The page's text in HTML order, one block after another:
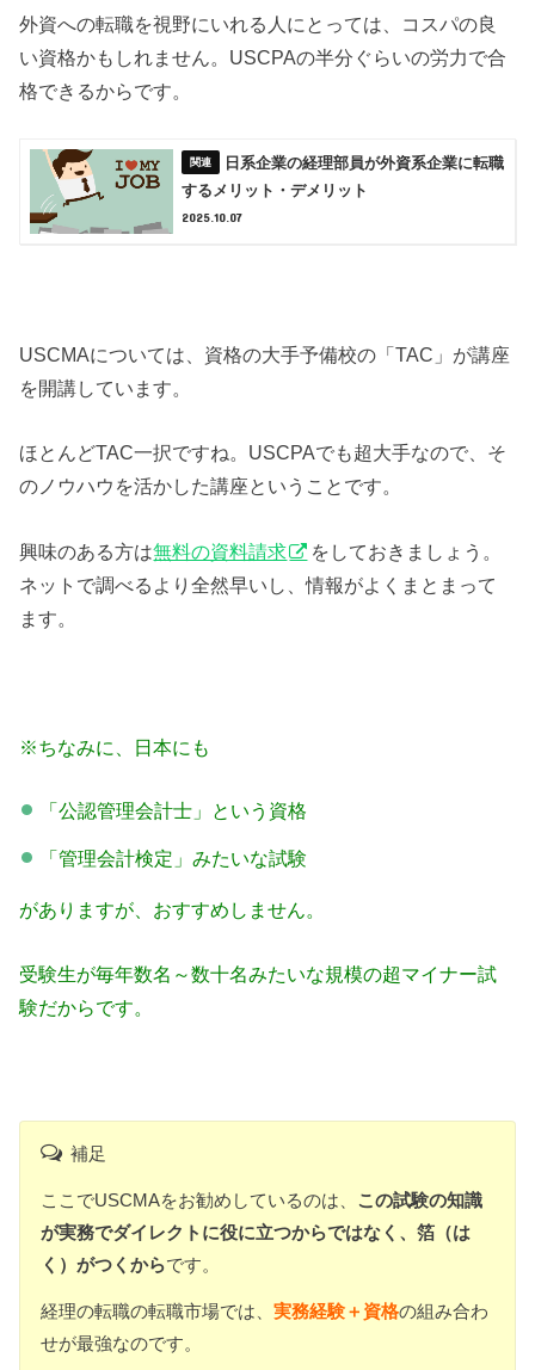
外資への転職を視野にいれる人にとっては、コスパの良
い資格かもしれません。USCPAの半分ぐらいの労力で合
格できるからです。
日系企業の経理部員が外資系企業に転職
するメリット・デメリット
2025.10.07
USCMAについては、資格の大手予備校の「TAC」が講座
を開講しています。
ほとんどTAC一択ですね。USCPAでも超大手なので、そ
のノウハウを活かした講座ということです。
興味のある方は無料の資料請求
をしておきましょう。
ネットで調べるより全然早いし、情報がよくまとまって
ます。
※ちなみに、日本にも
「公認管理会計士」という資格
「管理会計検定」みたいな試験
がありますが、おすすめしません。
受験生が毎年数名～数十名みたいな規模の超マイナー試
験だからです。
補足
ここでUSCMAをお勧めしているのは、 この試験の知識
が実務でダイレクトに役に立つからではなく、箔（は
く）がつくからです。
経理の転職の転職市場では、実務経験＋資格の組み合わ
せが最強なのです。